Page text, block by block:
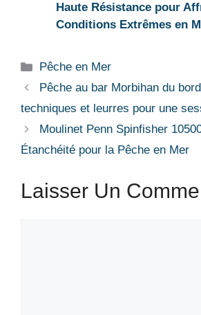
Haute Résistance pour
Conditions Extrêmes en
Catégories
Pêche en Mer
Pêche au bar Morbihan du
techniques et leurres pour une
Moulinet Penn Spinfisher
Étanchéité pour la Pêche en Mer
Laisser Un